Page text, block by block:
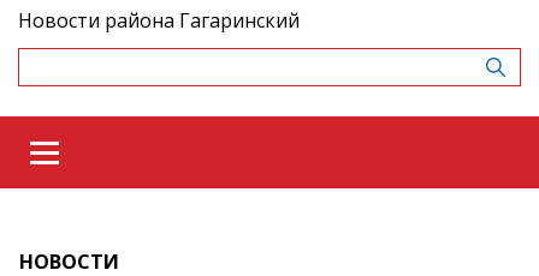
Новости района Гагаринский
НОВОСТИ